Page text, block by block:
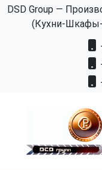
DSD Group —
(Кухни-